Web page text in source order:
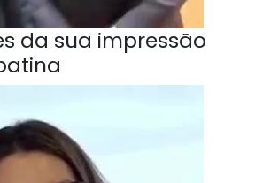
da sua impressão